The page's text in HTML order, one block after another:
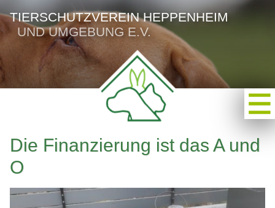
TIERSCHUTZVEREIN HEPPENHEIM
UND UMGEBUNG E.V.
Die Finanzierung ist das A und
O